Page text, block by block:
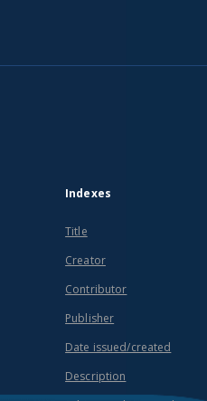
Indexes
Title
Creator
Contributor
Publisher
Date issued/created
Description